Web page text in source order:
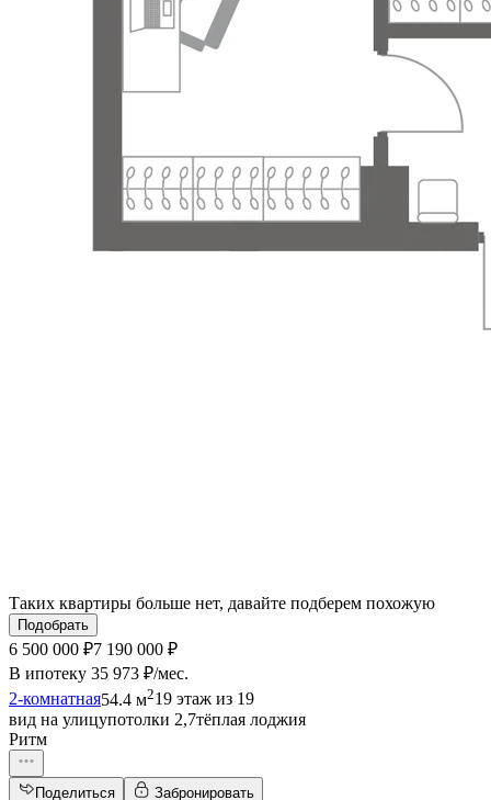
Таких квартиры больше нет, давайте подберем похожую
Подобрать
6 500 000 ₽7 190 000 ₽
В ипотеку 35 973 ₽/мес.
2-комнатная54.4 м219 этаж из 19
вид на улицупотолки 2,7тёплая лоджия
Ритм
Поделиться Забронировать